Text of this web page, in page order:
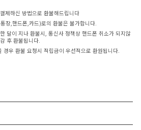
제하신 방법으로 환불해드립니다
장,핸드폰,카드)로의 환불은 불가합니다.
달이 지나 환불시, 통신사 정책상 핸드폰 취소가 되지않
후 환불됩니다.
경우 환불 요청시 적립금이 우선적으로 환원됩니다.